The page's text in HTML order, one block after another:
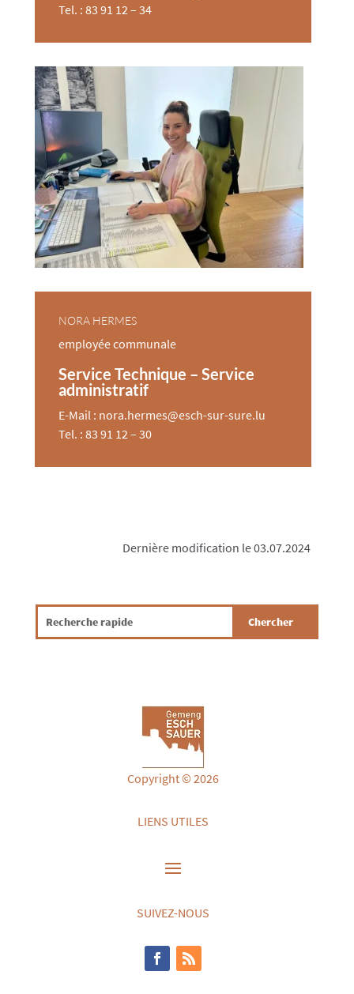
Tel. : 83 91 12 – 34
NORA HERMES
employée comm​unale
Service Technique – Service
administratif
E-Mail : nora.hermes@esch-sur-sure.lu
Tel. : 83 91 12 – 30
Dernière modification le 03.07.2024
Copyright © 2026
LIENS UTILES
SUIVEZ-NOUS